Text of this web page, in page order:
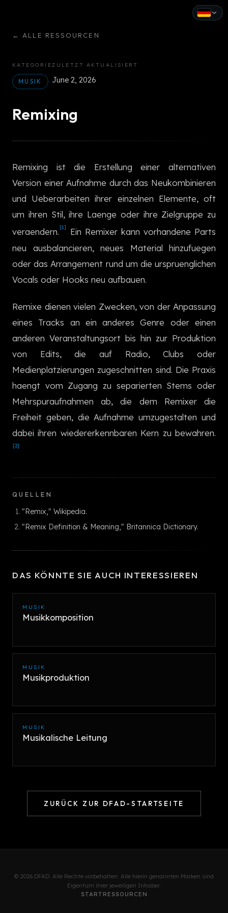
← ALLE RESSOURCEN
KATEGORIE
MUSIK
ZULETZT AKTUALISIERT
June 2, 2026
Remixing
Remixing ist die Erstellung einer alternativen
Version einer Aufnahme durch das Neukombinieren
und Ueberarbeiten ihrer einzelnen Elemente, oft
um ihren Stil, ihre Laenge oder ihre Zielgruppe zu
veraendern. [1]
Ein Remixer kann vorhandene Parts
neu ausbalancieren, neues Material hinzufuegen
oder das Arrangement rund um die urspruenglichen
Vocals oder Hooks neu aufbauen.
Remixe dienen vielen Zwecken, von der Anpassung
eines Tracks an ein anderes Genre oder einen
anderen Veranstaltungsort bis hin zur Produktion
von Edits, die auf Radio, Clubs oder
Medienplatzierungen zugeschnitten sind. Die Praxis
haengt vom Zugang zu separierten Stems oder
Mehrspuraufnahmen ab, die dem Remixer die
Freiheit geben, die Aufnahme umzugestalten und
dabei ihren wiedererkennbaren Kern zu bewahren.
[2]
QUELLEN
"Remix," Wikipedia.
"Remix Definition & Meaning," Britannica Dictionary.
DAS KÖNNTE SIE AUCH INTERESSIEREN
MUSIK
Musikkomposition
MUSIK
Musikproduktion
MUSIK
Musikalische Leitung
ZURÜCK ZUR DFAD-STARTSEITE
© 2026 DFAD. Alle Rechte vorbehalten. Alle hierin genannten Marken sind
Eigentum ihrer jeweiligen Inhaber.
START RESSOURCEN
Русский
日本語
한국어